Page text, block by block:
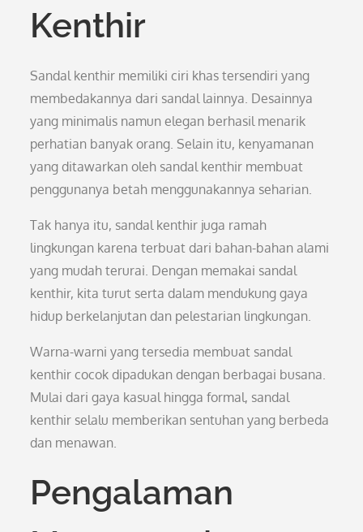
Kenthir
Sandal kenthir memiliki ciri khas tersendiri yang
membedakannya dari sandal lainnya. Desainnya
yang minimalis namun elegan berhasil menarik
perhatian banyak orang. Selain itu, kenyamanan
yang ditawarkan oleh sandal kenthir membuat
penggunanya betah menggunakannya seharian.
Tak hanya itu, sandal kenthir juga ramah
lingkungan karena terbuat dari bahan-bahan alami
yang mudah terurai. Dengan memakai sandal
kenthir, kita turut serta dalam mendukung gaya
hidup berkelanjutan dan pelestarian lingkungan.
Warna-warni yang tersedia membuat sandal
kenthir cocok dipadukan dengan berbagai busana.
Mulai dari gaya kasual hingga formal, sandal
kenthir selalu memberikan sentuhan yang berbeda
dan menawan.
Pengalaman